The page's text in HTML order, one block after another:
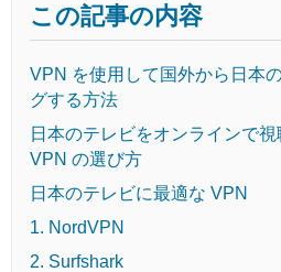
この記事の内容
VPN を使用して国外から日本
グする方法
日本のテレビをオンラインで
VPN の選び方
日本のテレビに最適な VPN
1. NordVPN
2. Surfshark